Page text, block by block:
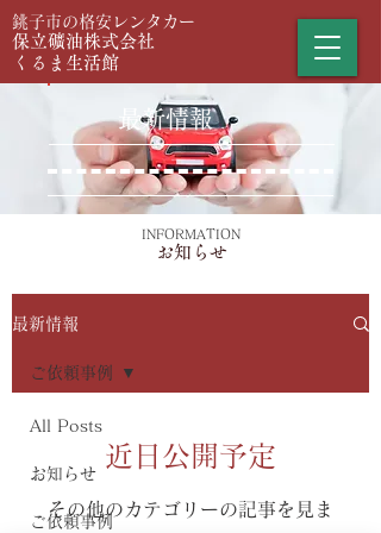
​銚子市の格安レンタカー
保立礦油株式会社
くるま生活館
最新情報
INFORMATION
お知らせ
最新情報
All Posts
お知らせ
ご依頼事例
ご依頼事例
近日公開予定
その他のカテゴリーの記事を見ま